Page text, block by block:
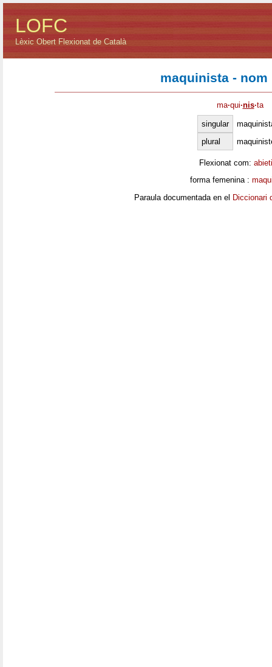
LOFC
Lèxic Obert Flexionat de Català
maquinista - nom
ma·qui·nis·ta
singular
plural
Flexionat com:
forma femenina :
Paraula documentada en el Diccionari